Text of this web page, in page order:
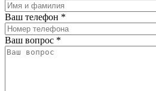
Ваш телефон *
Ваш вопрос *